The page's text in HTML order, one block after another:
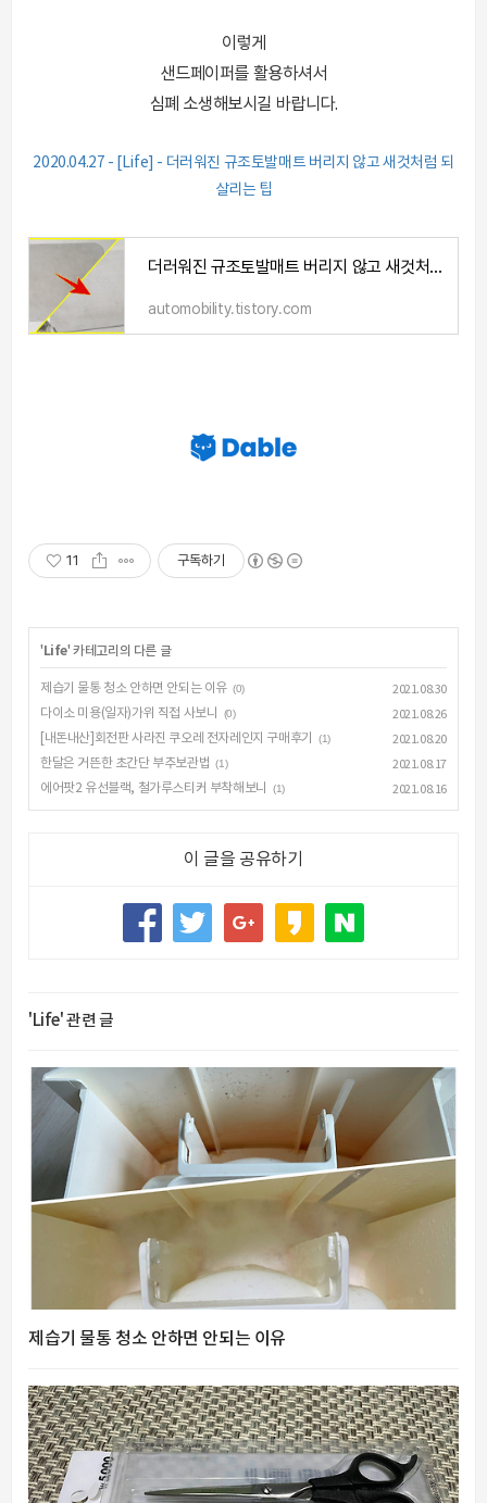
이렇게
샌드페이퍼를 활용하셔서
심폐 소생해보시길 바랍니다.
2020.04.27 - [Life] - 더러워진 규조토발매트 버리지 않고 새것처럼 되
살리는 팁
더러워진 규조토발매트 버리지 않고 새것처럼 되살리는 팁
automobility.tistory.com
11 구독하기
' Life' 카테고리의 다른 글
제습기 물통 청소 안하면 안되는 이유 (0)
2021.08.30
다이소 미용(일자)가위 직접 사보니
(0)
2021.08.26
[내돈내산]회전판 사라진 쿠오레 전자레인지 구매후기
(1)
2021.08.20
한달은 거뜬한 초간단 부추보관법 (1)
2021.08.17
에어팟2 유선블랙, 철가루스티커 부착해보니
(1) 2021.08.16
이 글을 공유하기
'Life' 관련 글
제습기 물통 청소 안하면 안되는 이유